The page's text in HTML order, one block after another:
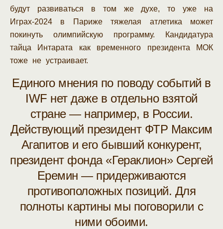
будут развиваться в том же духе, то уже на
Играх-2024 в Париже тяжелая атлетика может
покинуть олимпийскую программу. Кандидатура
тайца Интарата как временного президента МОК
тоже не устраивает.
Единого мнения по поводу событий в
IWF нет даже в отдельно взятой
стране — например, в России.
Действующий президент ФТР Максим
Агапитов и его бывший конкурент,
президент фонда «Гераклион» Сергей
Еремин — придерживаются
противоположных позиций. Для
полноты картины мы поговорили с
ними обоими.